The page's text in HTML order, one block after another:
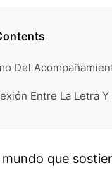
Del
Entre La Letra
que